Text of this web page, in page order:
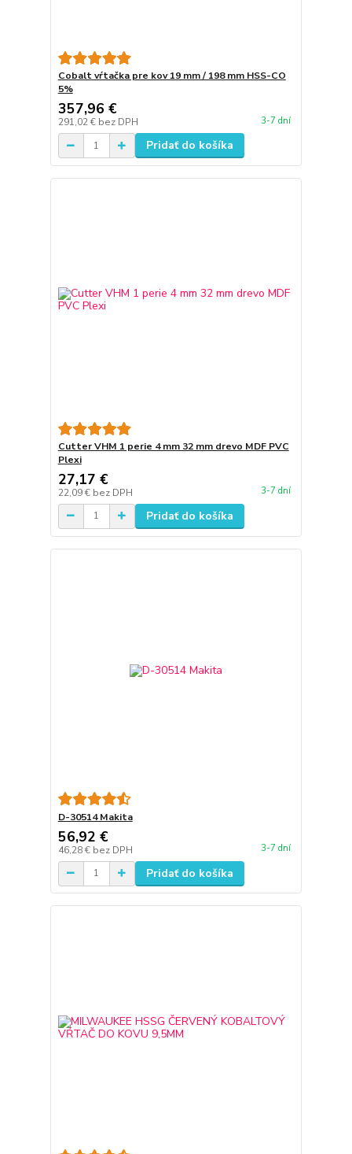
Cobalt vŕtačka pre kov 19 mm / 198 mm HSS-CO
5%
357,96 €
291,02 € bez DPH 3-7 dní
Pridať do košíka
Cutter VHM 1 perie 4 mm 32 mm drevo MDF PVC
Plexi
27,17 €
22,09 € bez DPH 3-7 dní
Pridať do košíka
D-30514 Makita
56,92 €
46,28 € bez DPH 3-7 dní
Pridať do košíka